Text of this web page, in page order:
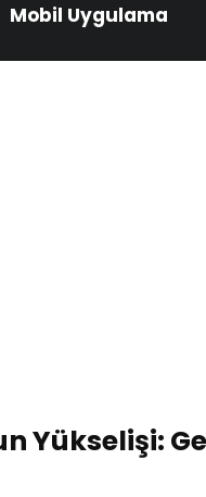
Mobil Uygulama
Yükselişi: